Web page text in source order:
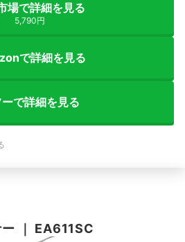
場で詳細を見る
5,790円
で詳細を見る
で詳細を見る
EA611SC